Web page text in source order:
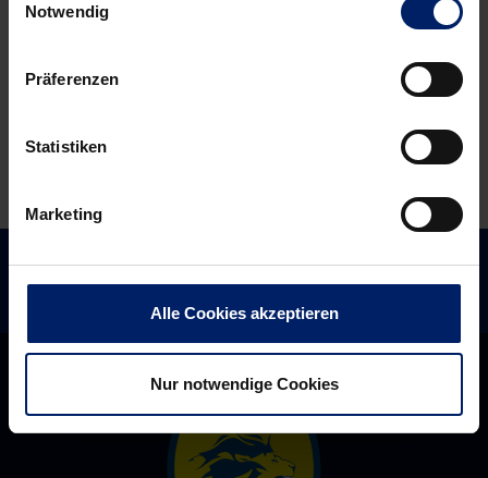
Notwendig
Präferenzen
Statistiken
Marketing
Alle Cookies akzeptieren
Nur notwendige Cookies